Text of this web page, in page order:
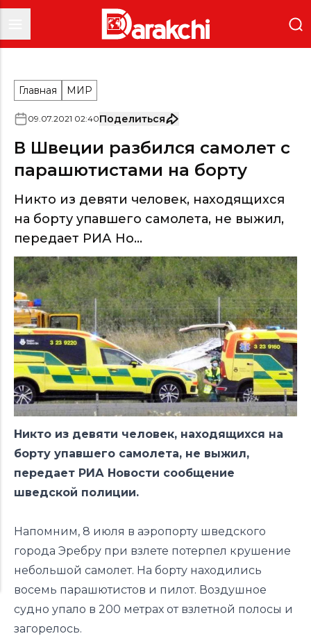
Главная МИР
09.07.2021 02:40Поделиться
В Швеции разбился самолет с
парашютистами на борту
Никто из девяти человек, находящихся
на борту упавшего самолета, не выжил,
передает РИА Но...
Никто из девяти человек, находящихся на
борту упавшего самолета, не выжил,
передает РИА Новости сообщение
шведской полиции.
Напомним, 8 июля в аэропорту шведского
города Эребру при взлете потерпел крушение
небольшой самолет. На борту находились
восемь парашютистов и пилот. Воздушное
судно упало в 200 метрах от взлетной полосы и
загорелось.